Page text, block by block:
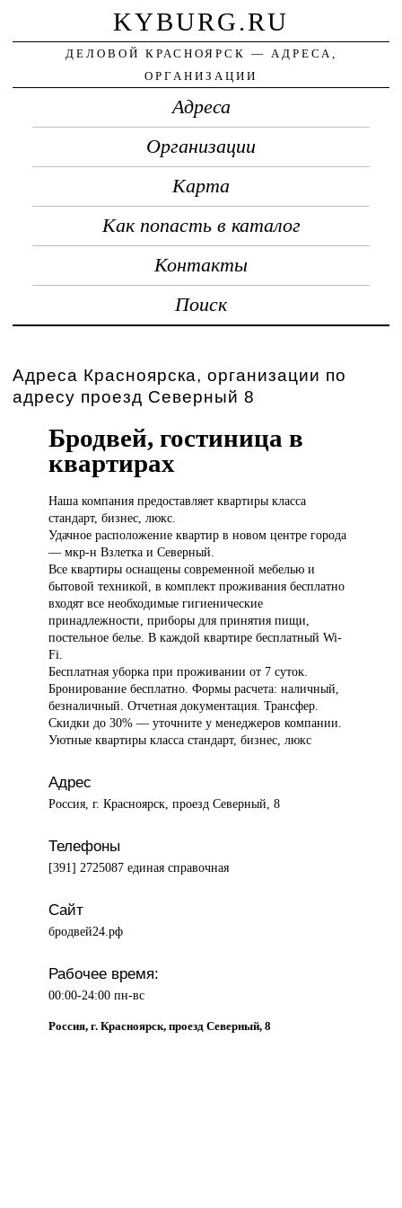
KYBURG.RU
ДЕЛОВОЙ КРАСНОЯРСК — АДРЕСА,
ОРГАНИЗАЦИИ
Адреса
Организации
Карта
Как попасть в каталог
Контакты
Поиск
Адреса Красноярска, организации по
адресу проезд Северный 8
Бродвей, гостиница в
квартирах
Наша компанияпредоставляет квартиры класса
стандарт, бизнес, люкс.
Удачное расположение квартир в новом центре города
— мкр-н Взлетка и Северный.
Все квартиры оснащены современной мебелью и
бытовой техникой, в комплект проживания бесплатно
входят все необходимые гигиенические
принадлежности, приборы для принятия пищи,
постельное белье. В каждой квартире бесплатный Wi-
Fi.
Бесплатная уборка при проживании от 7 суток.
Бронирование бесплатно. Формы расчета: наличный,
безналичный. Отчетная документация. Трансфер.
Скидки до 30% — уточните у менеджеров компании.
Уютные квартиры класса стандарт, бизнес, люкс
Адрес
Россия, г. Красноярск, проезд Северный, 8
Телефоны
[391] 2725087 единая справочная
Сайт
бродвей24.рф
Рабочее время:
00:00-24:00 пн-вс
Россия, г. Красноярск, проезд Северный, 8